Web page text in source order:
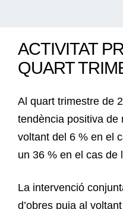
ACTIVITAT
QUART
Al quart trimestre de
tendència positiva de
voltant del 6 % en el
un 36 % en el cas de
La intervenció
d’obres puja al